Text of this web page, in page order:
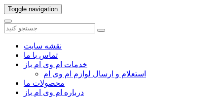
Toggle navigation
نقشه سایت
تماس با ما
خدمات ام وی ام باز
استعلام و ارسال لوازم ام وی ام
محصولات ما
درباره ام وی ام باز